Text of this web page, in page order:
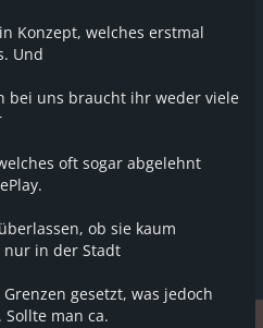
Konzept, welches erstmal
Und
bei uns braucht ihr weder viele
oft sogar abgelehnt
ob sie kaum
nur in der Stadt
gesetzt, was jedoch
man ca.